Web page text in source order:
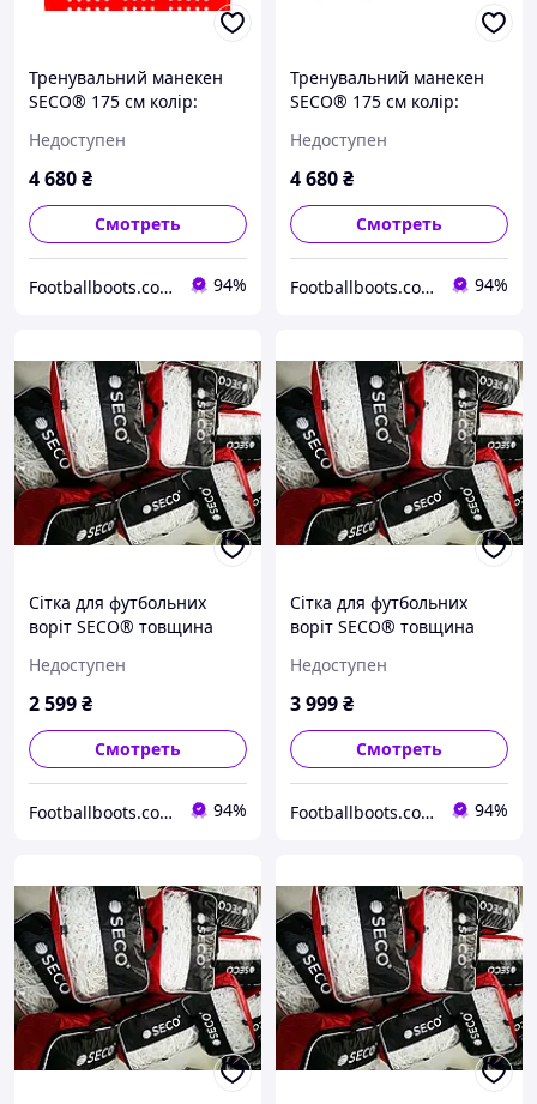
Тренувальний манекен
SECO® 175 см колір:
Недоступен
4 680₴
Смотреть
Footballboots.com.ua 94%
Тренувальний манекен
SECO® 175 см колір:
Недоступен
4 680₴
Смотреть
Footballboots.com.ua 94%
Сітка для футбольних
воріт SECO® товщина
7.4*2.5*1.5 м
Недоступен
2 599₴
Смотреть
Footballboots.com.ua 94%
Сітка для футбольних
воріт SECO® товщина
7.4*2.5*1.5 м
Недоступен
3 999₴
Смотреть
Footballboots.com.ua 94%